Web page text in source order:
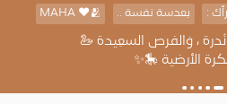
: بعدسة نفسة .. MAHA ♥️🫂
الأرضية 🎠✨